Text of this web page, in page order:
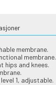
membrane.
membrane.
hips and knees.
1, adjustable.